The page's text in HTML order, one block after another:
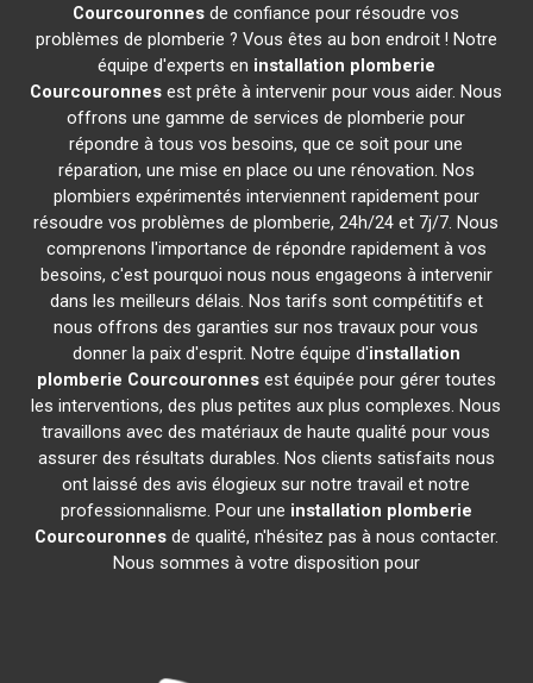
Courcouronnes de confiance pour résoudre vos
problèmes de plomberie ? Vous êtes au bon endroit ! Notre
équipe d'experts en installation plomberie
Courcouronnes est prête à intervenir pour vous aider. Nous
offrons une gamme de services de plomberie pour
répondre à tous vos besoins, que ce soit pour une
réparation, une mise en place ou une rénovation. Nos
plombiers expérimentés interviennent rapidement pour
résoudre vos problèmes de plomberie, 24h/24 et 7j/7. Nous
comprenons l'importance de répondre rapidement à vos
besoins, c'est pourquoi nous nous engageons à intervenir
dans les meilleurs délais. Nos tarifs sont compétitifs et
nous offrons des garanties sur nos travaux pour vous
donner la paix d'esprit. Notre équipe d'installation
plomberie Courcouronnesest équipée pour gérer toutes
les interventions, des plus petites aux plus complexes. Nous
travaillons avec des matériaux de haute qualité pour vous
assurer des résultats durables. Nos clients satisfaits nous
ont laissé des avis élogieux sur notre travail et notre
professionnalisme. Pour une installation plomberie
Courcouronnesde qualité, n'hésitez pas à nous contacter.
Nous sommes à votre disposition pour